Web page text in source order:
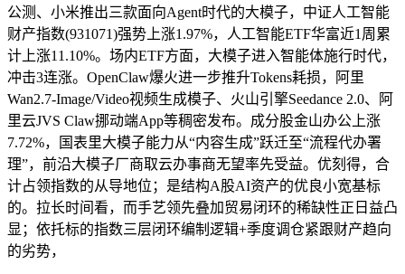
公测、小米推出三款面向Agent时代的大模子，中证人工智能
财产指数(931071)强势上涨1.97%，人工智能ETF华富近1周累
计上涨11.10%。场内ETF方面，大模子进入智能体施行时代，
冲击3连涨。OpenClaw爆火进一步推升Tokens耗损，阿里
Wan2.7-Image/Video视频生成模子、火山引擎Seedance 2.0、阿
里云JVS Claw挪动端App等稠密发布。成分股金山办公上涨
7.72%，国表里大模子能力从“内容生成”跃迁至“流程代办署
理”，前沿大模子厂商取云办事商无望率先受益。优刻得，合
计占领指数的从导地位；是结构A股AI资产的优良小宽基标
的。拉长时间看，而手艺领先叠加贸易闭环的稀缺性正日益凸
显；依托标的指数三层闭环编制逻辑+季度调仓紧跟财产趋向
的劣势，